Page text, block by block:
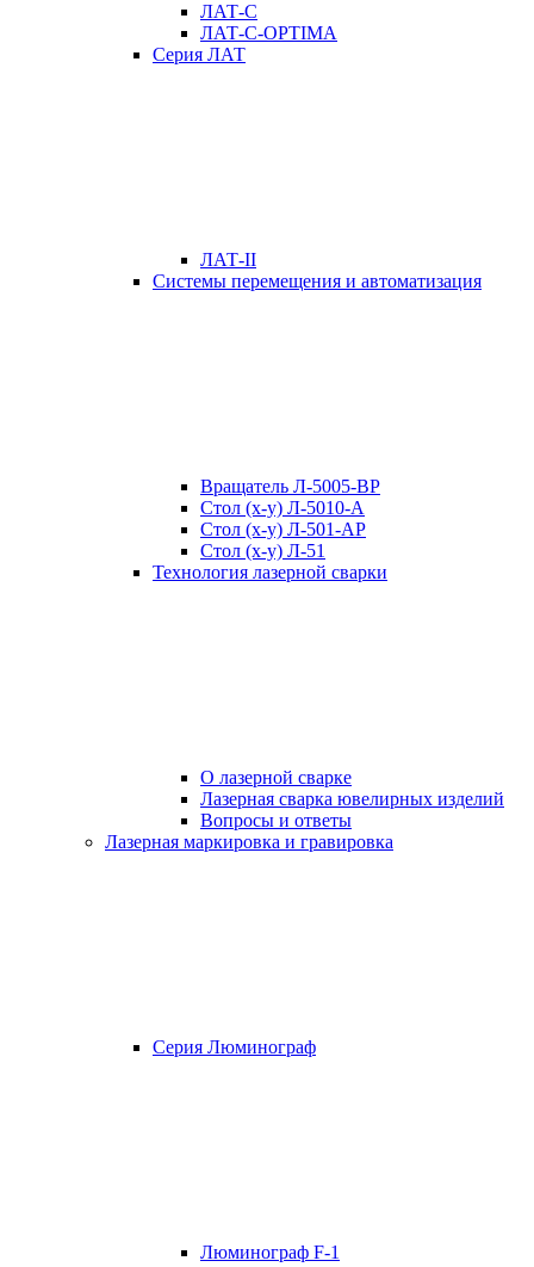
ЛАТ-С
ЛАТ-С-OPTIMA
Серия ЛАТ
ЛАТ-II
Системы перемещения и автоматизация
Вращатель Л-5005-ВР
Стол (x-y) Л-5010-А
Стол (x-y) Л-501-АР
Стол (x-y) Л-51
Технология лазерной сварки
О лазерной сварке
Лазерная сварка ювелирных изделий
Вопросы и ответы
Лазерная маркировка и гравировка
Серия Люминограф
Люминограф F-1